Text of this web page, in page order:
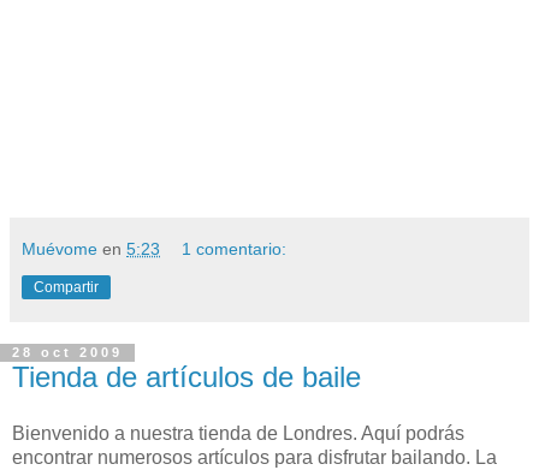
Muévome en 5:23 1 comentario:
Compartir
28 oct 2009
Tienda de artículos de baile
Bienvenido a nuestra tienda de Londres. Aquí podrás
encontrar numerosos artículos para disfrutar bailando. La